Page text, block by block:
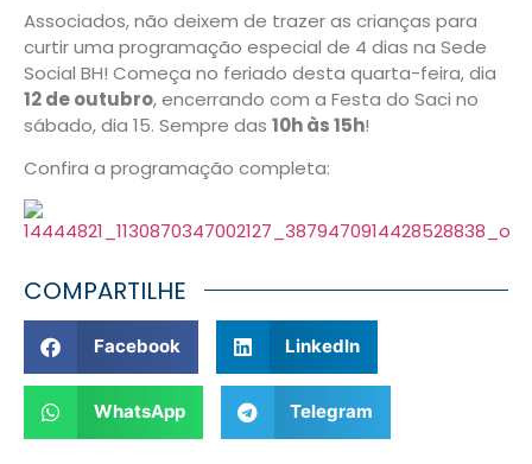
Associados, não deixem de trazer as crianças para
curtir uma programação especial de 4 dias na Sede
Social BH! Começa no feriado desta quarta-feira, dia
12 de outubro, encerrando com a Festa do Saci no
sábado, dia 15. Sempre das 10h às 15h!
Confira a programação completa:
COMPARTILHE
Facebook LinkedIn
WhatsApp Telegram